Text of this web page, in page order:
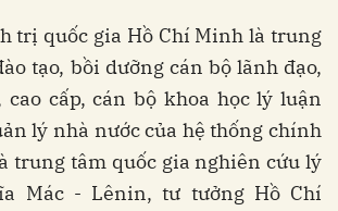
trị quốc gia Hồ Chí Minh là trung
tạo, bồi dưỡng cán bộ lãnh đạo,
cấp, cán bộ khoa học lý luận
lý nhà nước của hệ thống chính
trung tâm quốc gia nghiên cứu lý
Mác - Lênin, tư tưởng Hồ Chí